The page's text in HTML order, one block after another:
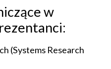
w
(Systems Research